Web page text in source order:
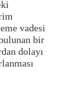
vadesi
bir
dolayı